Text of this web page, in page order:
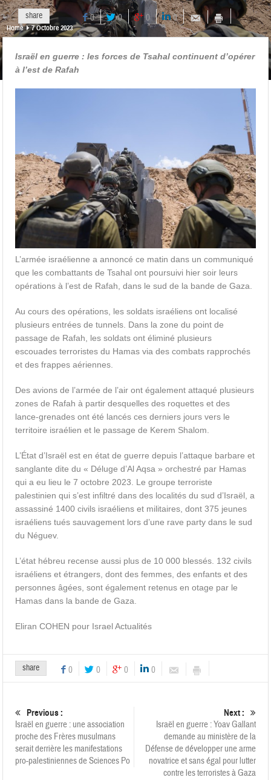
share 0 0 0 0
Home 7 Octobre 2023
Israël en guerre : les forces de Tsahal continuent d’opérer
à l’est de Rafah
L’armée israélienne a annoncé ce matin dans un communiqué
que les combattants de Tsahal ont poursuivi hier soir leurs
opérations à l’est de Rafah, dans le sud de la bande de Gaza.
Au cours des opérations, les soldats israéliens ont localisé
plusieurs entrées de tunnels. Dans la zone du point de
passage de Rafah, les soldats ont éliminé plusieurs
escouades terroristes du Hamas via des combats rapprochés
et des frappes aériennes.
Des avions de l’armée de l’air ont également attaqué plusieurs
zones de Rafah à partir desquelles des roquettes et des
lance-grenades ont été lancés ces derniers jours vers le
territoire israélien et le passage de Kerem Shalom.
L’État d’Israël est en état de guerre depuis l’attaque barbare et
sanglante dite du « Déluge d’Al Aqsa » orchestré par Hamas
qui a eu lieu le 7 octobre 2023. Le groupe terroriste
palestinien qui s’est infiltré dans des localités du sud d’Israël, a
assassiné 1400 civils israéliens et militaires, dont 375 jeunes
israéliens tués sauvagement lors d’une rave party dans le sud
du Néguev.
L’état hébreu recense aussi plus de 10 000 blessés. 132 civils
israéliens et étrangers, dont des femmes, des enfants et des
personnes âgées, sont également retenus en otage par le
Hamas dans la bande de Gaza.
Eliran COHEN pour Israel Actualités
share 0 0 0 0
Previous :
Israël en guerre : une association
proche des Frères musulmans
serait derrière les manifestations
pro-palestiniennes de Sciences Po
Next :
Israël en guerre : Yoav Gallant
demande au ministère de la
Défense de développer une arme
novatrice et sans égal pour lutter
contre les terroristes à Gaza